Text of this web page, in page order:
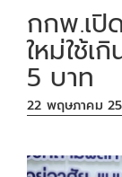
กกพ.เปิ
ใหม่ใช้เ
5 บาท
22 พฤษภาคม